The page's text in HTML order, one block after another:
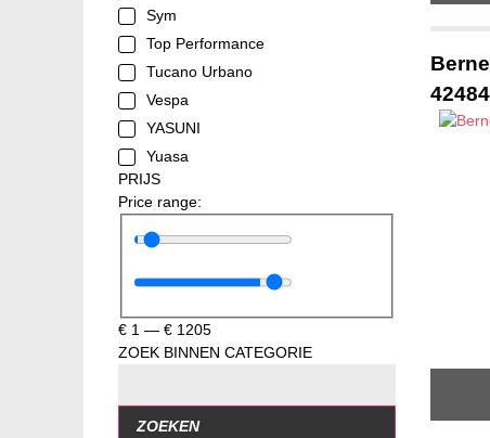
Sym
Top Performance
Tucano Urbano
Vespa
YASUNI
Yuasa
PRIJS
Price range:
€ 1 — € 1205
ZOEK BINNEN CATEGORIE
ZOEKEN